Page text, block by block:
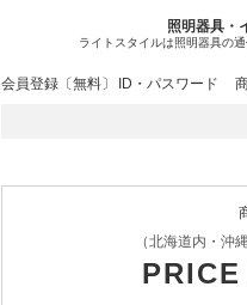
照明器具・
ライトスタイルは照明器具の
会員登録〔無料〕 ID・パスワード
（北海道内・沖